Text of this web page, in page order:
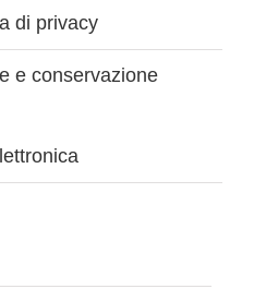
di privacy
e conservazione